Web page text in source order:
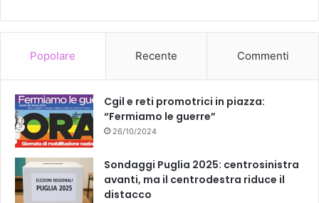
Popolare Recente Commenti
Cgil e reti promotrici in piazza:
“Fermiamo le guerre”
26/10/2024
Sondaggi Puglia 2025: centrosinistra
avanti, ma il centrodestra riduce il
distacco